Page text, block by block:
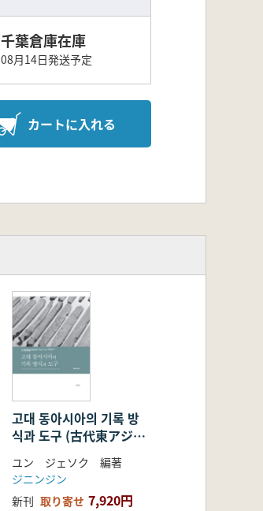
千葉倉庫在庫
08月14日発送予定
カートに入れる
고대 동아시아의 기록 방
식과 도구 (古代東アジア
の記録方式と道具)
ユン ジェソク 編著
ジニンジン
新刊 取り寄せ 7,920円